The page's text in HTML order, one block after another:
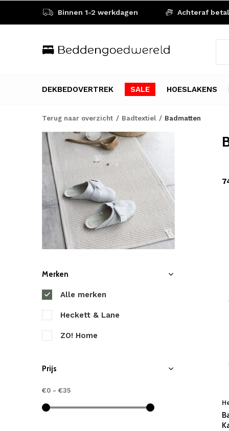
DEKBEDOVERTREK SALE HOESLAKENS
Binnen 1-2 werkdagen Achteraf
Terug naar overzicht Badtextiel Badmatten
Merken
Alle merken
Heckett & Lane
ZO! Home
Prijs
€0 - €35